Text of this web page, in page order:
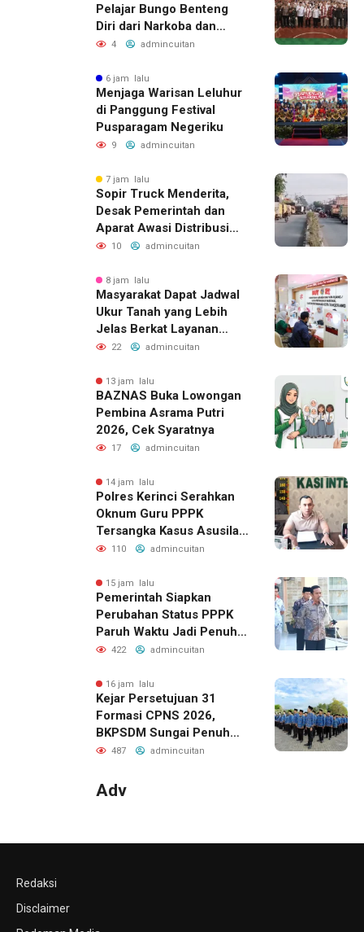
Pelajar Bungo Benteng
Diri dari Narkoba dan
Judol
4 admincuitan
6 jam lalu
Menjaga Warisan Leluhur
di Panggung Festival
Pusparagam Negeriku
9 admincuitan
7 jam lalu
Sopir Truck Menderita,
Desak Pemerintah dan
Aparat Awasi Distribusi
Solar
10 admincuitan
8 jam lalu
Masyarakat Dapat Jadwal
Ukur Tanah yang Lebih
Jelas Berkat Layanan
Pengukuran Terjadwal
22 admincuitan
13 jam lalu
BAZNAS Buka Lowongan
Pembina Asrama Putri
2026, Cek Syaratnya
17 admincuitan
14 jam lalu
Polres Kerinci Serahkan
Oknum Guru PPPK
Tersangka Kasus Asusila
ke Kejaksaan
110 admincuitan
15 jam lalu
Pemerintah Siapkan
Perubahan Status PPPK
Paruh Waktu Jadi Penuh
Waktu di Kemenag Kerinci
422 admincuitan
16 jam lalu
Kejar Persetujuan 31
Formasi CPNS 2026,
BKPSDM Sungai Penuh
Datangi KemenPAN-RB
487 admincuitan
Adv
Redaksi
Disclaimer